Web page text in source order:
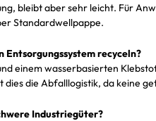
bleibt aber sehr leicht. Für
Standardwellpappe.
recyceln?
einem wasserbasierten
die Abfalllogistik, da keine
Industriegüter?